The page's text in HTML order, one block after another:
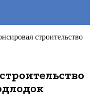
строительство